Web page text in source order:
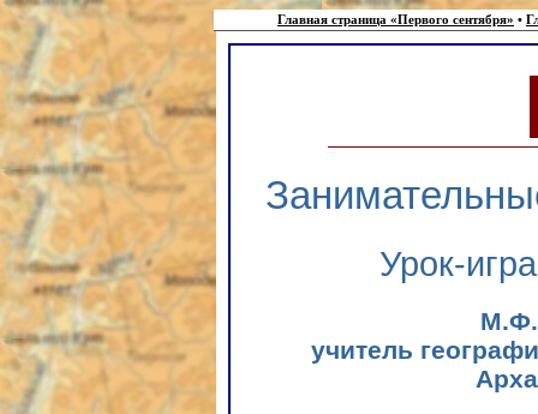
Главная страница «Первого сентября» •
Урок-
учитель